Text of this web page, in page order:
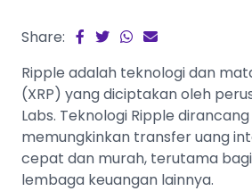
Share:
Ripple adalah teknologi dan
(XRP) yang diciptakan oleh
Labs. Teknologi Ripple
memungkinkan transfer uang
cepat dan murah, terutama
lembaga keuangan lainnya.